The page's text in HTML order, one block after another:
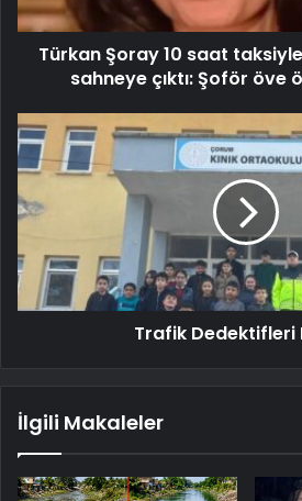
Türkan Şoray 10 saat
sahneye çıktı: Şoför öve
Trafik Dedektifleri
İlgili Makaleler